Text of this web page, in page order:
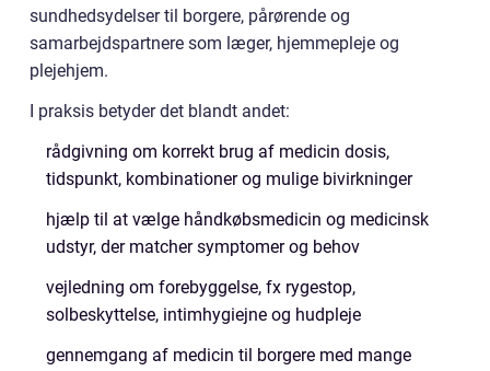
sundhedsydelser til borgere, pårørende og
samarbejdspartnere som læger, hjemmepleje og
plejehjem.
I praksis betyder det blandt andet:
rådgivning om korrekt brug af medicin dosis,
tidspunkt, kombinationer og mulige bivirkninger
hjælp til at vælge håndkøbsmedicin og medicinsk
udstyr, der matcher symptomer og behov
vejledning om forebyggelse, fx rygestop,
solbeskyttelse, intimhygiejne og hudpleje
gennemgang af medicin til borgere med mange